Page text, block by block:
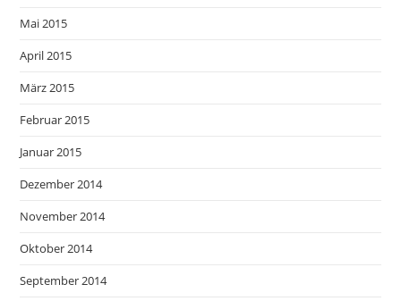
Mai 2015
April 2015
März 2015
Februar 2015
Januar 2015
Dezember 2014
November 2014
Oktober 2014
September 2014